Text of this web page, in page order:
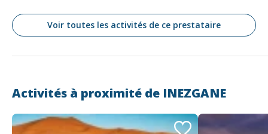
Voir toutes les activités de ce prestataire
Activités à proximité de INEZGANE